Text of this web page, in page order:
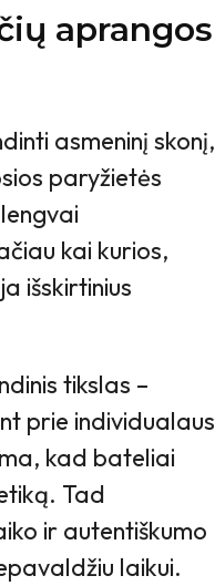
aprangos
asmeninį skonį,
paryžietės
kai kurios,
išskirtinius
tikslas –
prie individualaus
kad bateliai
Tad
ir autentiškumo
laikui.